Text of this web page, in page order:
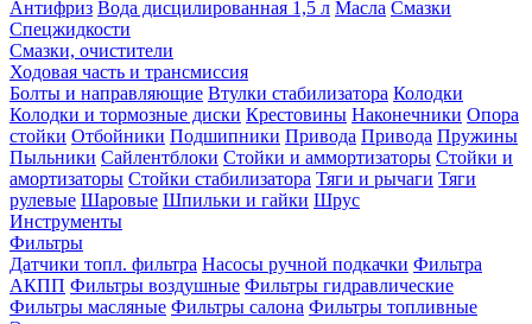
Антифриз Вода дисцилированная 1,5 л Масла Смазки
Спецжидкости
Смазки, очистители
Ходовая часть и трансмиссия
Болты и направляющие Втулки стабилизатора Колодки
Колодки и тормозные диски Крестовины Наконечники Опора
стойки Отбойники Подшипники Привода Привода Пружины
Пыльники Сайлентблоки Стойки и аммортизаторы Стойки и
амортизаторы Стойки стабилизатора Тяги и рычаги Тяги
рулевые Шаровые Шпильки и гайки Шрус
Инструменты
Фильтры
Датчики топл. фильтра Насосы ручной подкачки Фильтра
АКПП Фильтры воздушные Фильтры гидравлические
Фильтры масляные Фильтры салона Фильтры топливные